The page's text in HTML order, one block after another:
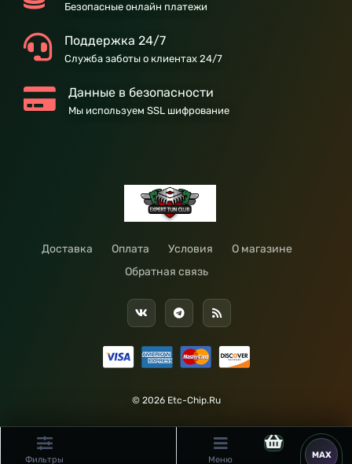
Безопасные онлайн платежи
Поддержка 24/7
Служба заботы о клиентах 24/7
Данные в безопасности
Мы используем SSL шифрование
Доставка Оплата Условия
О магазине
Обратная связь
© 2026 Etc-Chip.Ru
Фильтры Меню